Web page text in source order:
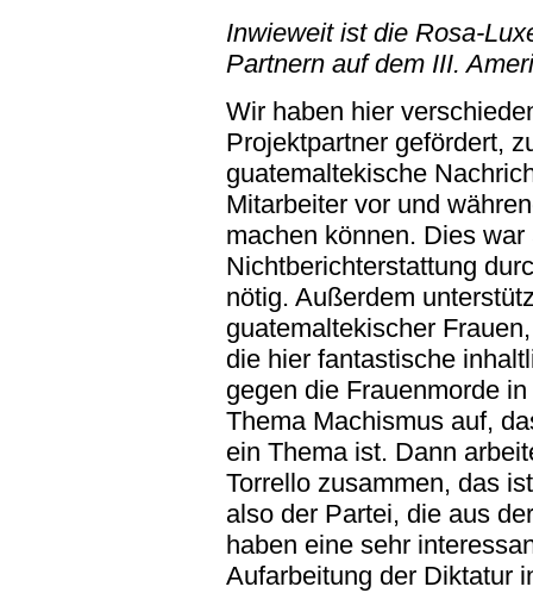
Inwieweit ist die Rosa-
Partnern auf dem III.
Wir haben hier
Projektpartner gefördert,
guatemaltekische
Mitarbeiter vor und
machen können. Dies
Nichtberichterstattung
nötig. Außerdem
guatemaltekischer
die hier fantastische
gegen die Frauenmorde
Thema Machismus auf,
ein Thema ist. Dann
Torrello zusammen, das
also der Partei, die aus
haben eine sehr
Aufarbeitung der Diktatur